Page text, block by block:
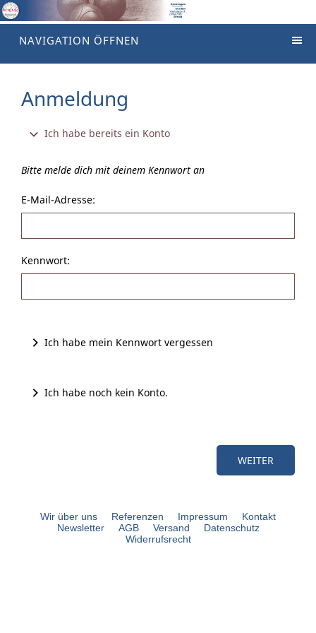
NAVIGATION ÖFFNEN
Anmeldung
Ich habe bereits ein Konto
Bitte melde dich mit deinem Kennwort an
E-Mail-Adresse:
Kennwort:
Ich habe mein Kennwort vergessen
Ich habe noch kein Konto.
Wir über uns Referenzen Impressum
Kontakt
Newsletter
AGB Versand
Datenschutz
Widerrufsrecht